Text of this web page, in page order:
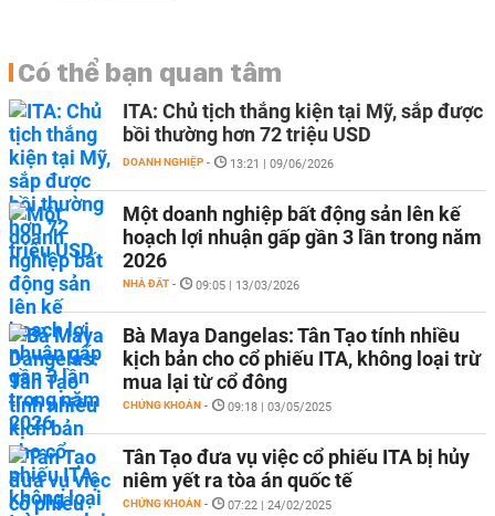
Có thể bạn quan tâm
ITA: Chủ tịch thắng kiện tại Mỹ, sắp được
bồi thường hơn 72 triệu USD
DOANH NGHIỆP - 13:21 | 09/06/2026
Một doanh nghiệp bất động sản lên kế
hoạch lợi nhuận gấp gần 3 lần trong năm
2026
NHÀ ĐẤT - 09:05 | 13/03/2026
Bà Maya Dangelas: Tân Tạo tính nhiều
kịch bản cho cổ phiếu ITA, không loại trừ
mua lại từ cổ đông
CHỨNG KHOÁN - 09:18 | 03/05/2025
Tân Tạo đưa vụ việc cổ phiếu ITA bị hủy
niêm yết ra tòa án quốc tế
CHỨNG KHOÁN - 07:22 | 24/02/2025